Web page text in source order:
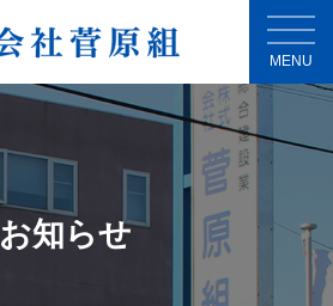
MENU
お知らせ